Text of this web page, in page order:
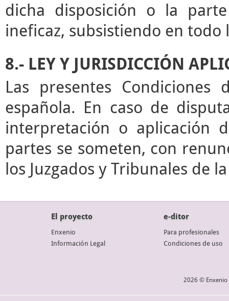
dicha disposición o la
ineficaz, subsistiendo en todo
8.- LEY Y JURISDICCIÓN
Las presentes
española. En caso de
interpretación o aplicación
partes se someten, con
los Juzgados y Tribunales de
El proyecto
Enxenio
Información Legal
e-ditor
Para profesionales
Condiciones de uso
2026 © Enxenio